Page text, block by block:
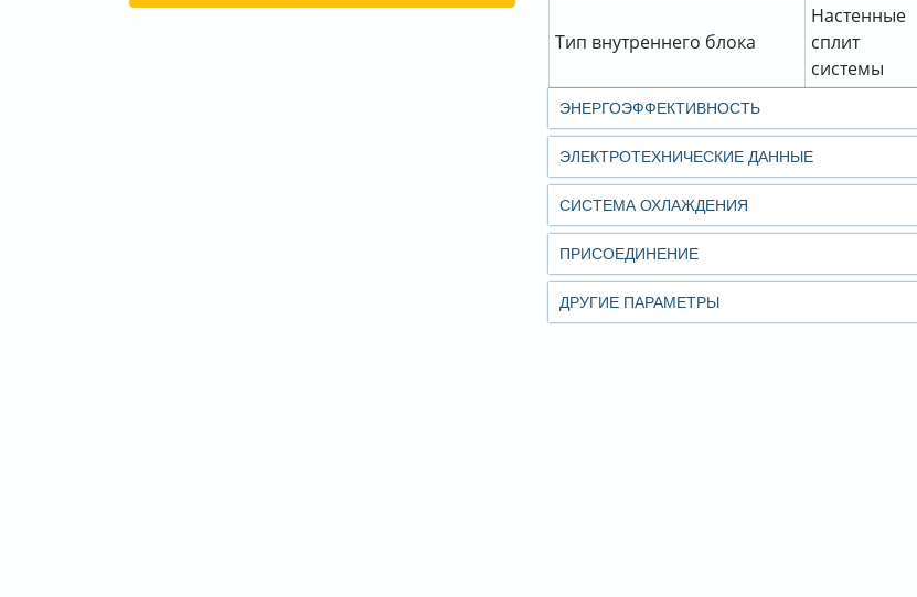
Тип внутреннего блока
Настенные
сплит
системы
ЭНЕРГОЭФФЕКТИВНОСТЬ
ЭЛЕКТРОТЕХНИЧЕСКИЕ ДАННЫЕ
СИСТЕМА ОХЛАЖДЕНИЯ
ПРИСОЕДИНЕНИЕ
ДРУГИЕ ПАРАМЕТРЫ